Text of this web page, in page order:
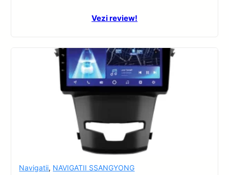
Vezi review!
Navigatii, NAVIGATII SSANGYONG